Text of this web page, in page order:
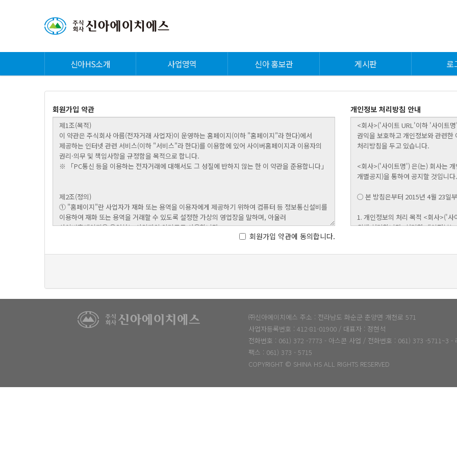
신아HS소개 사업영역 신아 홍보관 게시판 로
회원가입 약관
회원가입 약관에 동의합니다.
개인정보 처리방침 안내
㈜신아에이치에스 주소 : 전라남도 화순군 춘양면 개천로 571
사업자등록번호 : 412-81-01900 / 대표자 : 정현석
전화번호 : 061) 372 -7773 - 아스콘 사업 / 전화번호 : 061) 373 -5711~3 -
팩스 : 061) 373 - 5715
COPYRIGHT © SHINA HS ALL RIGHTS RESERVED